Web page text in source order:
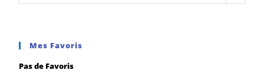
Mes Favoris
Pas de Favoris